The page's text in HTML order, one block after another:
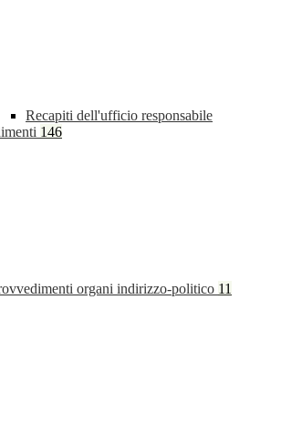
Recapiti dell'ufficio responsabile
146
organi indirizzo-politico 11